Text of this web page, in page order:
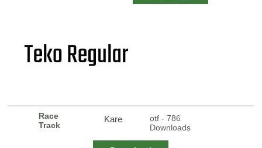
Race
Track
Kare
otf - 786
Downloads